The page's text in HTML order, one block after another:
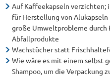
Auf Kaffeekapseln verzichten;
für Herstellung von
große Umweltprobleme durch
Abfallprodukte
Wachstücher statt
Wie wäre es mit einem selbst
Shampoo, um die Verpackung